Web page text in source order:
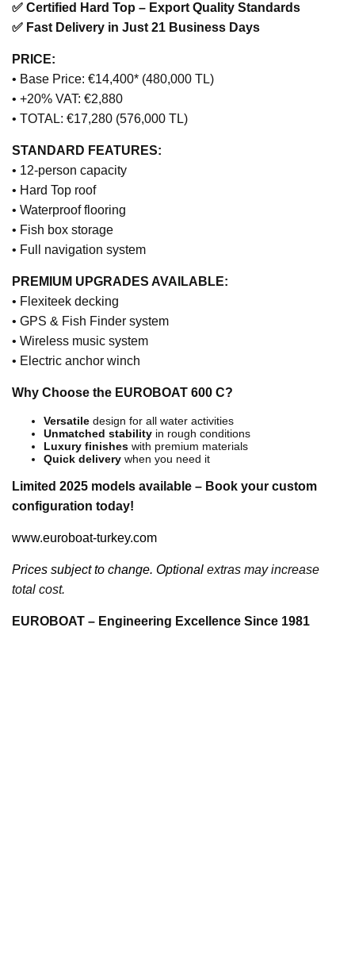
✅ Certified Hard Top – Export Quality Standards
✅ Fast Delivery in Just 21 Business Days
PRICE:
• Base Price: €14,400* (480,000 TL)
• +20% VAT: €2,880
• TOTAL: €17,280 (576,000 TL)
STANDARD FEATURES:
• 12-person capacity
• Hard Top roof
• Waterproof flooring
• Fish box storage
• Full navigation system
PREMIUM UPGRADES AVAILABLE:
• Flexiteek decking
• GPS & Fish Finder system
• Wireless music system
• Electric anchor winch
Why Choose the EUROBOAT 600 C?
Versatile design for all water activities
Unmatched stability in rough conditions
Luxury finishes with premium materials
Quick delivery when you need it
Limited 2025 models available – Book your custom
configuration today!
www.euroboat-turkey.com
Prices subject to change. Optional extras may increase
total cost.
EUROBOAT – Engineering Excellence Since 1981